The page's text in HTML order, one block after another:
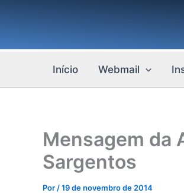
conteúdo
Início Webmail
Mensagem da
Sargentos
Por /19 de novembro de 2014